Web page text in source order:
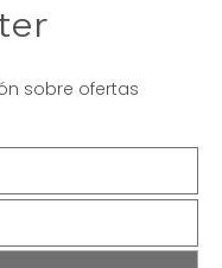
sobre ofertas